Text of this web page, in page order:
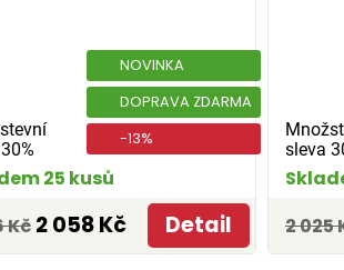
NOVINKA
DOPRAVA ZDARMA
-13%
25 kusů
Kč 2 058 Kč Detail
sleva
2 025